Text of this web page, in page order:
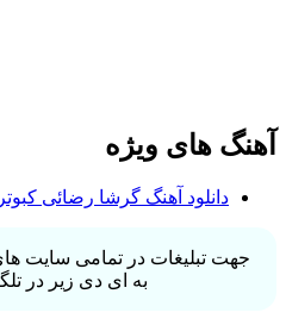
آهنگ های ویژه
دانلود آهنگ گرشا رضائی
جهت تبلیغات در تمامی سایت
به ای دی زیر در